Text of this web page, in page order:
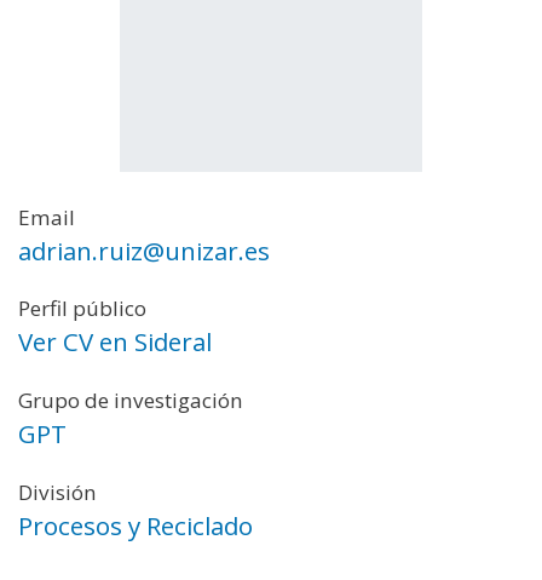
Email
adrian.ruiz@unizar.es
Perfil público
Ver CV en Sideral
Grupo de investigación
GPT
División
Procesos y Reciclado